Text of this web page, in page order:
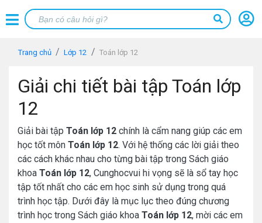
Trang chủ Lớp 12 Toán lớp 12
Giải chi tiết bài tập Toán lớp
12
Giải bài tập Toán lớp 12 chính là cẩm nang giúp các em
học tốt môn Toán lớp 12. Với hệ thống các lời giải theo
các cách khác nhau cho từng bài tập trong Sách giáo
khoa Toán lớp 12, Cunghocvui hi vọng sẽ là sổ tay học
tập tốt nhất cho các em học sinh sử dụng trong quá
trình học tập. Dưới đây là mục lục theo đúng chương
trình học trong Sách giáo khoa Toán lớp 12, mời các em